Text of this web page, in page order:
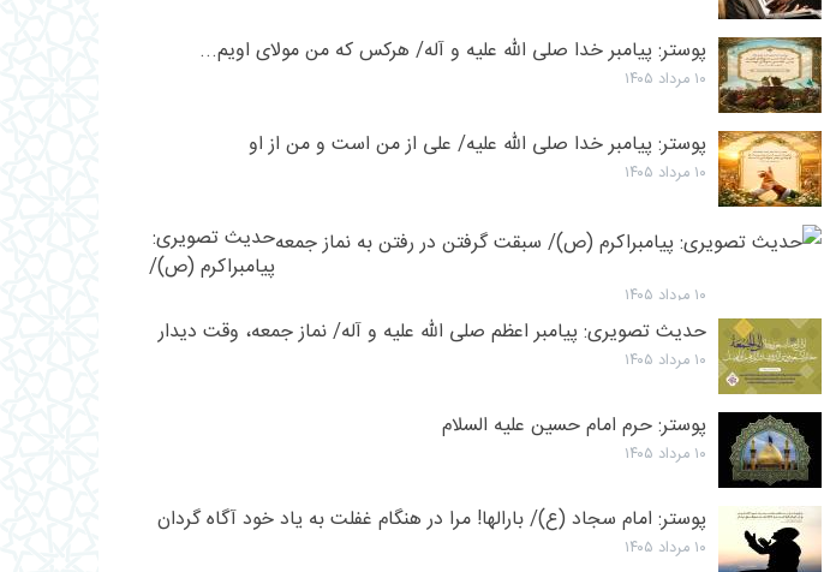
پوستر: پیامبر خدا صلی الله علیه و آله/ هرکس که من مولای اویم...
۱۰ مرداد ۱۴۰۵
پوستر: پیامبر خدا صلی الله علیه/ على از من است و من از او
۱۰ مرداد ۱۴۰۵
حدیث تصویری:
پیامبراکرم (ص)/
رفتن به نماز جمعه
۱۰ مرداد ۱۴۰۵
حدیث تصویری: پیامبر اعظم صلی الله علیه و آله/ نماز جمعه، وقت دیدار
۱۰ مرداد ۱۴۰۵
پوستر: حرم امام حسین علیه السلام
۱۰ مرداد ۱۴۰۵
پوستر: امام سجاد (ع)/ بارالها! مرا در هنگام غفلت به ياد خود آگاه گردان
۱۰ مرداد ۱۴۰۵